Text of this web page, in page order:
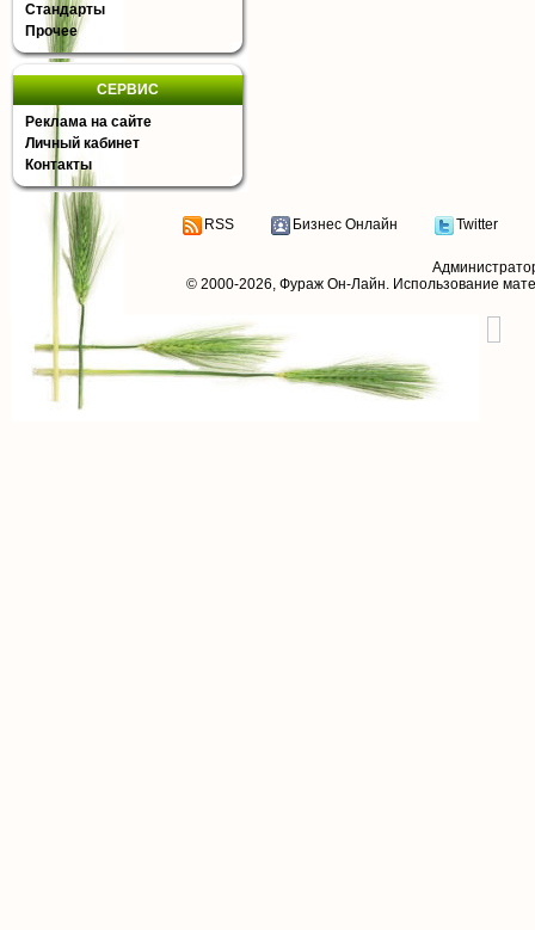
Стандарты
Прочее
СЕРВИС
Реклама на сайте
Личный кабинет
Контакты
RSS Бизнес Онлайн Twitter
© 2000-2026, Фураж Он-Лайн. Использование